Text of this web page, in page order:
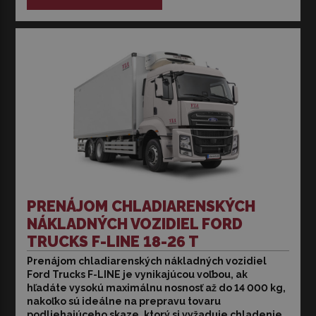
PRENÁJOM CHLADIARENSKÝCH
NÁKLADNÝCH VOZIDIEL FORD
TRUCKS F-LINE 18-26 T
Prenájom chladiarenských nákladných vozidiel
Ford Trucks F-LINE je vynikajúcou voľbou, ak
hľadáte vysokú maximálnu nosnosť až do 14 000 kg,
nakoľko sú ideálne na prepravu tovaru
Prenájom chladiarenských nákladných vozidiel Ford
Trucks F-LINE je vynikajúcou voľbou, ak hľadáte vysokú
maximálnu nosnosť až do 14 000 kg, nakoľko sú ideálne
na prepravu tovaru podliehajúceho skaze, ktorý si